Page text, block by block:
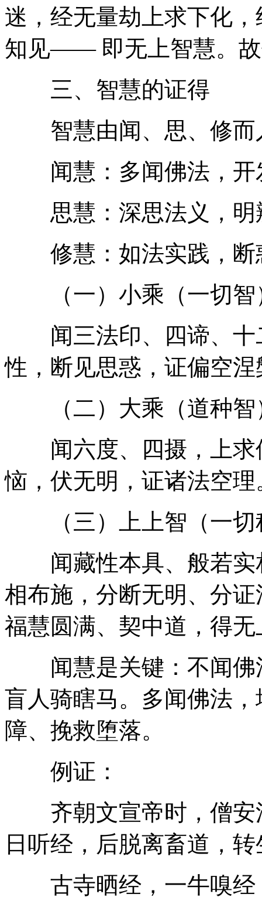
迷，经无量劫上求下化
知见—— 即无上智慧。故
三、智慧的证得
智慧由闻、思、修而
闻慧：多闻佛法，开
思慧：深思法义，明
修慧：如法实践，断
（一）小乘（一切智
闻三法印、四谛、十
性，断见思惑，证偏空
（二）大乘（道种智
闻六度、四摄，上求
恼，伏无明，证诸法空理
（三）上上智（一切
闻藏性本具、般若实
相布施，分断无明、分
福慧圆满、契中道，得
闻慧是关键：不闻佛
盲人骑瞎马。多闻佛法
障、挽救堕落。
例证：
齐朝文宣帝时，僧安
日听经，后脱离畜道，
古寺晒经，一牛嗅经